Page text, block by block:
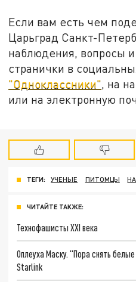
Если вам есть чем
Царьград Санкт-
наблюдения, вопросы
странички в
"Одноклассники", на
или на электронную
ТЕГИ: УЧЕНЫЕ ПИТОМЦЫ
ЧИТАЙТЕ ТАКЖЕ:
Технофашисты XXI века
Оплеуха Маску. "Пора снять
Starlink